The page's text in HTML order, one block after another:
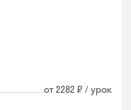
от 2282 ₽ / урок